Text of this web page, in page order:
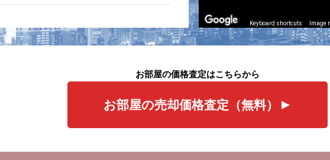
Keyboard shortcuts Image
お部屋の価格査定はこちらから
お部屋の売却価格査定（無料）